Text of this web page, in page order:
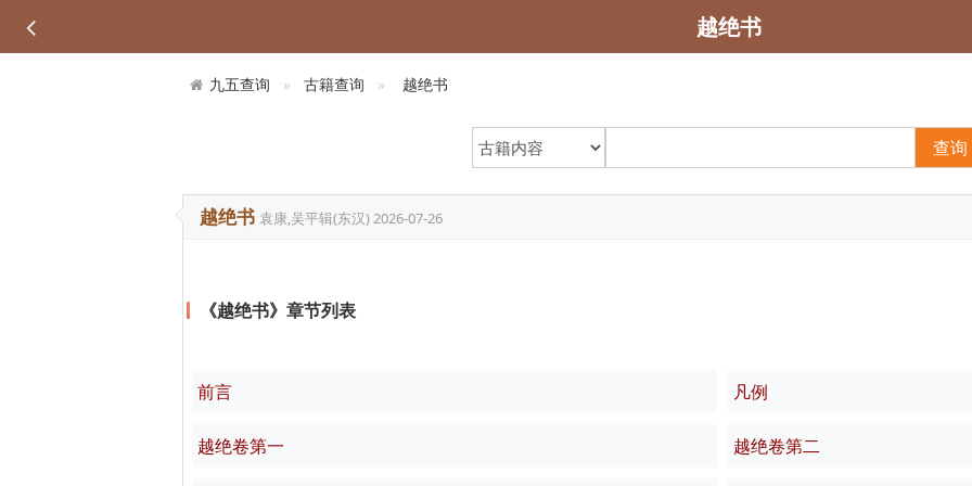
越绝书
九五查询 古籍查询 越绝书
查询
越绝书 袁康,吴平辑(东汉)2026-07-26
《越绝书》章节列表
前言 凡例
越绝卷第一 越绝卷第二